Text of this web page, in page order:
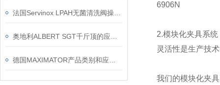
6906N
2.模块化夹具系统
灵活性是生产技
我们的模块化夹